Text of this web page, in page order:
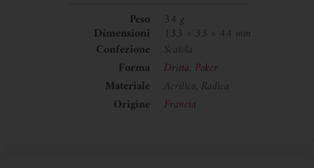
Peso 34 g
Dimensioni
133 × 33 × 44 mm
Confezione
Scatola
Forma
Dritta, Poker
Materiale
Acrilico, Radica
Origine
Francia